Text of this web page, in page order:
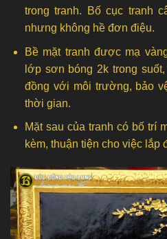
trong tranh. Bố cục tranh
nhưng không hề đơn điệu.
Bề mặt tranh được mạ
lớp sơn bóng 2k trong
đồng với môi trường, bảo
thời gian.
Mặt sau của tranh có bố trí
kèm, thuận tiện cho việc lắp